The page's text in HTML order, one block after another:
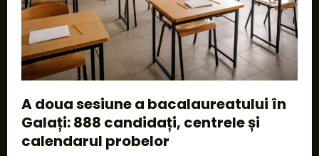
A doua sesiune a bacalaureatului în
Galați: 888 candidați, centrele și
calendarul probelor